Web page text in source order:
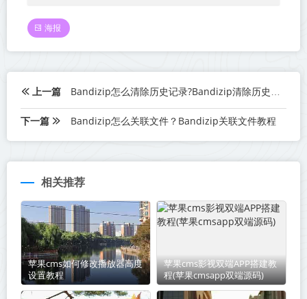
海报
上一篇 Bandizip怎么清除历史记录?Bandizip清除历史记录教程
下一篇 Bandizip怎么关联文件？Bandizip关联文件教程
相关推荐
苹果cms如何修改播放器高度
设置教程
苹果cms影视双端APP搭建教
程(苹果cmsapp双端源码)